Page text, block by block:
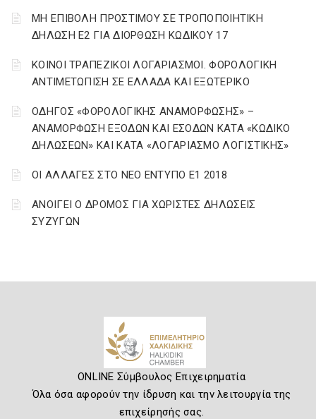
ΜΗ ΕΠΙΒΟΛΗ ΠΡΟΣΤΙΜΟΥ ΣΕ ΤΡΟΠΟΠΟΙΗΤΙΚΗ
ΔΗΛΩΣΗ Ε2 ΓΙΑ ΔΙΟΡΘΩΣΗ ΚΩΔΙΚΟΥ 17
ΚΟΙΝΟΙ ΤΡΑΠΕΖΙΚΟΙ ΛΟΓΑΡΙΑΣΜΟΙ. ΦΟΡΟΛΟΓΙΚΗ
ΑΝΤΙΜΕΤΩΠΙΣΗ ΣΕ ΕΛΛΑΔΑ ΚΑΙ ΕΞΩΤΕΡΙΚΟ
ΟΔΗΓΟΣ «ΦΟΡΟΛΟΓΙΚΗΣ ΑΝΑΜΟΡΦΩΣΗΣ» –
ΑΝΑΜΟΡΦΩΣΗ ΕΞΟΔΩΝ ΚΑΙ ΕΣΟΔΩΝ ΚΑΤΑ «ΚΩΔΙΚΟ
ΔΗΛΩΣΕΩΝ» ΚΑΙ ΚΑΤΑ «ΛΟΓΑΡΙΑΣΜΟ ΛΟΓΙΣΤΙΚΗΣ»
ΟΙ ΑΛΛΑΓΕΣ ΣΤΟ ΝΕΟ ΕΝΤΥΠΟ Ε1 2018
ΑΝΟΙΓΕΙ Ο ΔΡΟΜΟΣ ΓΙΑ ΧΩΡΙΣΤΕΣ ΔΗΛΩΣΕΙΣ
ΣΥΖΥΓΩΝ
ONLINE Σύμβουλος Επιχειρηματία
Όλα όσα αφορούν την ίδρυση και την λειτουργία της
επιχείρησής σας.